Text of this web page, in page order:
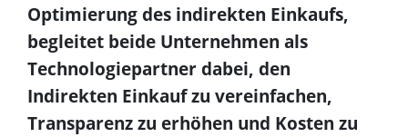
Optimierung des indirekten Einkaufs,
begleitet beide Unternehmen als
Technologiepartner dabei, den
Indirekten Einkauf zu vereinfachen,
Transparenz zu erhöhen und Kosten zu